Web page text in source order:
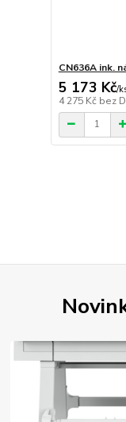
CN636A ink.
5 173 Kč/
4 275 Kč bez